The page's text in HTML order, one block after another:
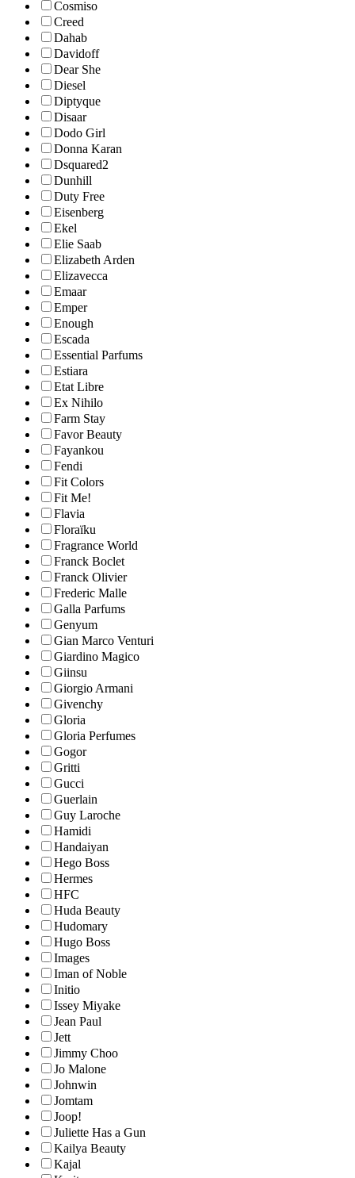
Cosmiso
Creed
Dahab
Davidoff
Dear She
Diesel
Diptyque
Disaar
Dodo Girl
Donna Karan
Dsquared2
Dunhill
Duty Free
Eisenberg
Ekel
Elie Saab
Elizabeth Arden
Elizavecca
Emaar
Emper
Enough
Escada
Essential Parfums
Estiara
Etat Libre
Ex Nihilo
Farm Stay
Favor Beauty
Fayankou
Fendi
Fit Colors
Fit Me!
Flavia
Floraïku
Fragrance World
Franck Boclet
Franck Olivier
Frederic Malle
Galla Parfums
Genyum
Gian Marco Venturi
Giardino Magico
Giinsu
Giorgio Armani
Givenchy
Gloria
Gloria Perfumes
Gogor
Gritti
Gucci
Guerlain
Guy Laroche
Hamidi
Handaiyan
Hego Boss
Hermes
HFC
Huda Beauty
Hudomary
Hugo Boss
Images
Iman of Noble
Initio
Issey Miyake
Jean Paul
Jett
Jimmy Choo
Jo Malone
Johnwin
Jomtam
Joop!
Juliette Has a Gun
Kailya Beauty
Kajal